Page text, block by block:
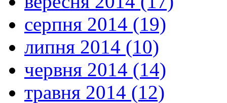
серпня 2014 (19)
липня 2014 (10)
червня 2014 (14)
травня 2014 (12)